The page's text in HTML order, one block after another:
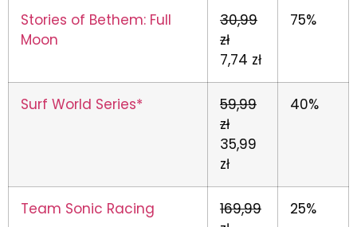
Stories of Bethem: Full
Moon
30,99
zł
7,74 zł
75%
Surf World Series*
59,99
zł
35,99
zł
40%
Team Sonic Racing
169,99
25%